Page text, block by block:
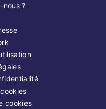
nous ?
cookies